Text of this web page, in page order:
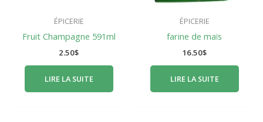
ÉPICERIE
Fruit Champagne 591ml
2.50$
LIRE LA SUITE
ÉPICERIE
farine de maïs
16.50$
LIRE LA SUITE